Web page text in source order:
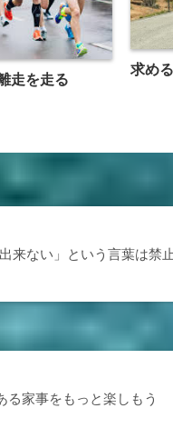
走を走る
求め
出来ない」という言葉は禁
る家事をもっと楽しもう